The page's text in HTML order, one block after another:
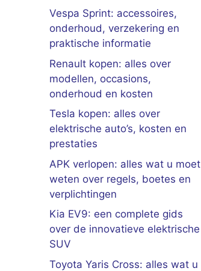
Vespa Sprint: accessoires,
onderhoud, verzekering en
praktische informatie
Renault kopen: alles over
modellen, occasions,
onderhoud en kosten
Tesla kopen: alles over
elektrische auto’s, kosten en
prestaties
APK verlopen: alles wat u moet
weten over regels, boetes en
verplichtingen
Kia EV9: een complete gids
over de innovatieve elektrische
SUV
Toyota Yaris Cross: alles wat u